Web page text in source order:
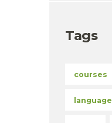
Tags
courses
language